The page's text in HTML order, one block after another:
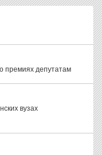
премиях депутатам
вузах